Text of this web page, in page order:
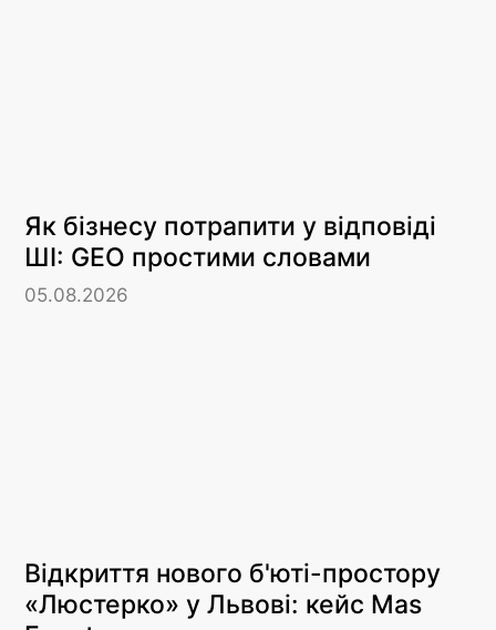
Як бізнесу потрапити у відповіді
ШІ: GEO простими словами
05.08.2026
Відкриття нового б'юті-простору
«Люстерко» у Львові: кейс Mas